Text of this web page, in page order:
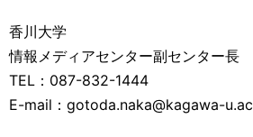
香川大学
情報メディアセンター副センター長
TEL：087-832-1444
E-mail：gotoda.naka@kagawa-